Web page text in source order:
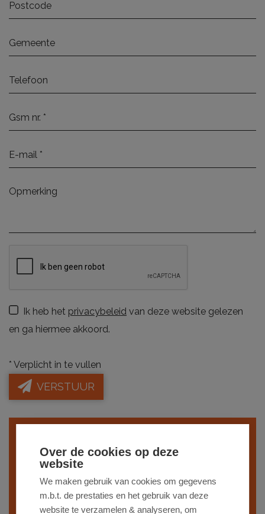
Ik heb het privacybeleid van deze website gelezen
en ga hiermee akkoord.
* Verplicht in te vullen
VERSTUUR
pand,schrijf je dan in
op onze nieuwsbrief
en blijf op de hoogte van onsrecentste
aanbod.
Over de cookies op deze
website
We maken gebruik van cookies om gegevens
m.b.t. de prestaties en het gebruik van deze
website te verzamelen & analyseren, om